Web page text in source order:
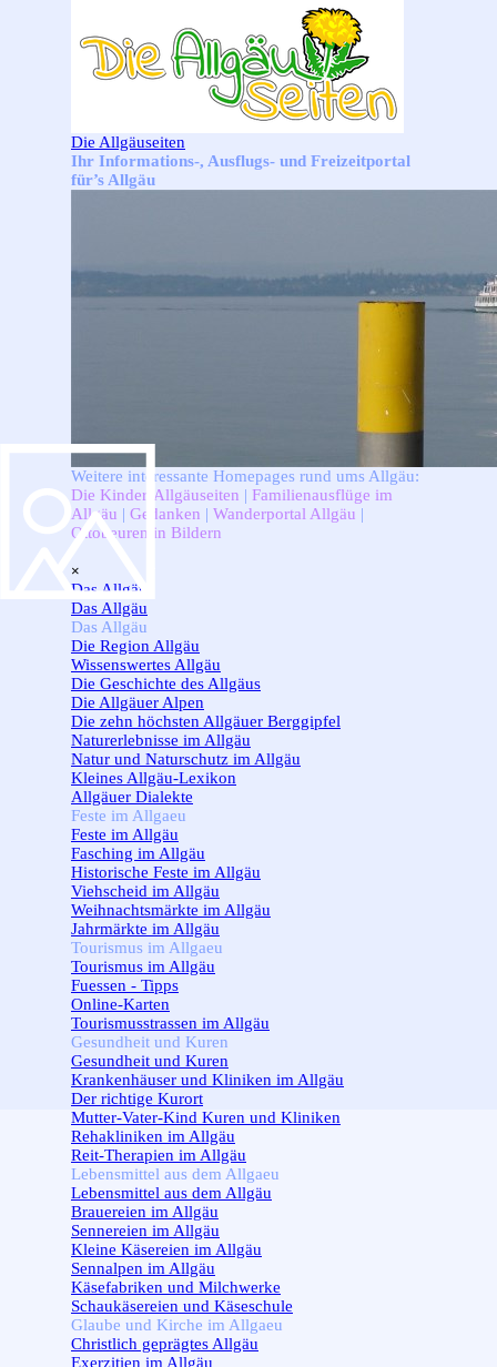
Die Allgäuseiten
Ihr Informations-, Ausflugs- und Freizeitportal
für’s Allgäu
Weitere interessante Homepages rund ums Allgäu:
Die Kinder-Allgäuseiten | Familienausflüge im
Allgäu | Gedanken | Wanderportal Allgäu |
Ottobeuren in Bildern
×
Das Allgäu
Das Allgäu
Das Allgäu
Die Region Allgäu
Wissenswertes Allgäu
Die Geschichte des Allgäus
Die Allgäuer Alpen
Die zehn höchsten Allgäuer Berggipfel
Naturerlebnisse im Allgäu
Natur und Naturschutz im Allgäu
Kleines Allgäu-Lexikon
Allgäuer Dialekte
Feste im Allgaeu
Feste im Allgäu
Fasching im Allgäu
Historische Feste im Allgäu
Viehscheid im Allgäu
Weihnachtsmärkte im Allgäu
Jahrmärkte im Allgäu
Tourismus im Allgaeu
Tourismus im Allgäu
Fuessen - Tipps
Online-Karten
Tourismusstrassen im Allgäu
Gesundheit und Kuren
Gesundheit und Kuren
Krankenhäuser und Kliniken im Allgäu
Der richtige Kurort
Mutter-Vater-Kind Kuren und Kliniken
Rehakliniken im Allgäu
Reit-Therapien im Allgäu
Lebensmittel aus dem Allgaeu
Lebensmittel aus dem Allgäu
Brauereien im Allgäu
Sennereien im Allgäu
Kleine Käsereien im Allgäu
Sennalpen im Allgäu
Käsefabriken und Milchwerke
Schaukäsereien und Käseschule
Glaube und Kirche im Allgaeu
Christlich geprägtes Allgäu
Exerzitien im Allgäu